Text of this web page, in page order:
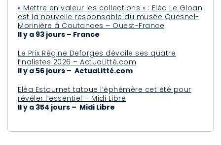
« Mettre en valeur les collections » : Eléa Le Gloan
est la nouvelle responsable du musée Quesnel-
Morinière à Coutances – Ouest-France
Il y a 93 jours – France
Le Prix Régine Deforges dévoile ses quatre
finalistes 2026 – ActuaLitté.com
Il y a 56 jours – ActuaLitté.com
Eléa Estournet tatoue l’éphémère cet été pour
révéler l’essentiel – Midi Libre
Il y a 354 jours – Midi Libre